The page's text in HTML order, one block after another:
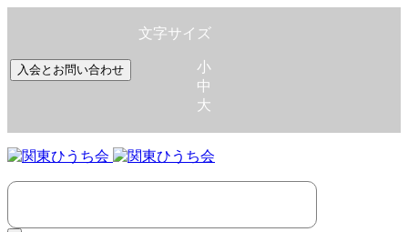
入会とお問い合わせ
文字サイズ
小
中
大